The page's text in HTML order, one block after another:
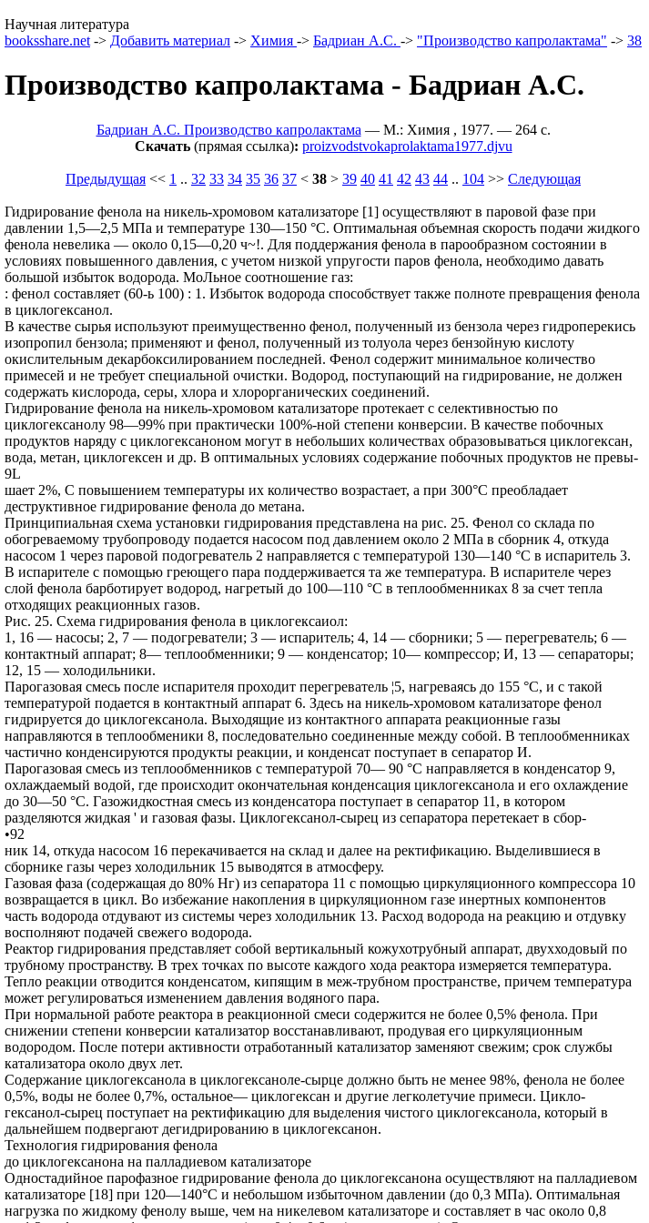
Научная литература
booksshare.net -> Добавить материал -> Химия -> Бадриан А.С. -> "Производство капролактама" -> 38
Производство капролактама - Бадриан А.С.
Бадриан А.С. Производство капролактама — М.: Химия , 1977. — 264 c.
Скачать(прямая ссылка): proizvodstvokaprolaktama1977.djvu
Предыдущая << 1 .. 32 33 34 35 36 37 < 38 > 39 40 41 42 43 44 .. 104 >> Следующая
Гидрирование фенола на никель-хромовом катализаторе [1] осуществляют в паровой фазе при
давлении 1,5—2,5 МПа и температуре 130—150 °С. Оптимальная объемная скорость подачи жидкого
фенола невелика — около 0,15—0,20 ч~!. Для поддержания фенола в парообразном состоянии в
условиях повышенного давления, с учетом низкой упругости паров фенола, необходимо давать
большой избыток водорода. МоЛьное соотношение газ:
: фенол составляет (60-ь 100) : 1. Избыток водорода способствует также полноте превращения фенола
в циклогексанол.
В качестве сырья используют преимущественно фенол, полученный из бензола через гидроперекись
изопропил бензола; применяют и фенол, полученный из толуола через бензойную кислоту
окислительным декарбоксилированием последней. Фенол содержит минимальное количество
примесей и не требует специальной очистки. Водород, поступающий на гидрирование, не должен
содержать кислорода, серы, хлора и хлорорганических соединений.
Гидрирование фенола на никель-хромовом катализаторе протекает с селективностью по
циклогексанолу 98—99% при практически 100%-ной степени конверсии. В качестве побочных
продуктов наряду с циклогексаноном могут в небольших количествах образовываться циклогексан,
вода, метан, циклогексен и др. В оптимальных условиях содержание побочных продуктов не превы-
9L
шает 2%, С повышением температуры их количество возрастает, а при 300°С преобладает
деструктивное гидрирование фенола до метана.
Принципиальная схема установки гидрирования представлена на рис. 25. Фенол со склада по
обогреваемому трубопроводу подается насосом под давлением около 2 МПа в сборник 4, откуда
насосом 1 через паровой подогреватель 2 направляется с температурой 130—140 °С в испаритель 3.
В испарителе с помощью греющего пара поддерживается та же температура. В испарителе через
слой фенола барботирует водород, нагретый до 100—110 °С в теплообменниках 8 за счет тепла
отходящих реакционных газов.
Рис. 25. Схема гидрирования фенола в циклогексаиол:
1, 16 — насосы; 2, 7 — подогреватели; 3 — испаритель; 4, 14 — сборники; 5 — перегреватель; 6 —
контактный аппарат; 8— теплообменники; 9 — конденсатор; 10— компрессор; И, 13 — сепараторы;
12, 15 — холодильники.
Парогазовая смесь после испарителя проходит перегреватель ¦5, нагреваясь до 155 °С, и с такой
температурой подается в контактный аппарат 6. Здесь на никель-хромовом катализаторе фенол
гидрируется до циклогексанола. Выходящие из контактного аппарата реакционные газы
направляются в теплообменики 8, последовательно соединенные между собой. В теплообменниках
частично конденсируются продукты реакции, и конденсат поступает в сепаратор И.
Парогазовая смесь из теплообменников с температурой 70— 90 °С направляется в конденсатор 9,
охлаждаемый водой, где происходит окончательная конденсация циклогексанола и его охлаждение
до 30—50 °С. Газожидкостная смесь из конденсатора поступает в сепаратор 11, в котором
разделяются жидкая ' и газовая фазы. Циклогексанол-сырец из сепаратора перетекает в сбор-
•92
ник 14, откуда насосом 16 перекачивается на склад и далее на ректификацию. Выделившиеся в
сборнике газы через холодильник 15 выводятся в атмосферу.
Газовая фаза (содержащая до 80% Нг) из сепаратора 11 с помощью циркуляционного компрессора 10
возвращается в цикл. Во избежание накопления в циркуляционном газе инертных компонентов
часть водорода отдувают из системы через холодильник 13. Расход водорода на реакцию и отдувку
восполняют подачей свежего водорода.
Реактор гидрирования представляет собой вертикальный кожухотрубный аппарат, двухходовый по
трубному пространству. В трех точках по высоте каждого хода реактора измеряется температура.
Тепло реакции отводится конденсатом, кипящим в меж-трубном пространстве, причем температура
может регулироваться изменением давления водяного пара.
При нормальной работе реактора в реакционной смеси содержится не более 0,5% фенола. При
снижении степени конверсии катализатор восстанавливают, продувая его циркуляционным
водородом. После потери активности отработанный катализатор заменяют свежим; срок службы
катализатора около двух лет.
Содержание циклогексанола в циклогексаноле-сырце должно быть не менее 98%, фенола не более
0,5%, воды не более 0,7%, остальное— циклогексан и другие легколетучие примеси. Цикло-
гексанол-сырец поступает на ректификацию для выделения чистого циклогексанола, который в
дальнейшем подвергают дегидрированию в циклогексанон.
Технология гидрирования фенола
до циклогексанона на палладиевом катализаторе
Одностадийное парофазное гидрирование фенола до циклогексанона осуществляют на палладиевом
катализаторе [18] при 120—140°С и небольшом избыточном давлении (до 0,3 МПа). Оптимальная
нагрузка по жидкому фенолу выше, чем на никелевом катализаторе и составляет в час около 0,8